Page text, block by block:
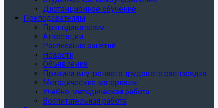
Дистанционное обучение
Преподавателям
Преподавателям
Аттестации
Расписание занятий
Новости
Объявления
Правила внутреннего трудового распорядка
Методические материалы
Учебно-методическая работа
Воспитательная работа